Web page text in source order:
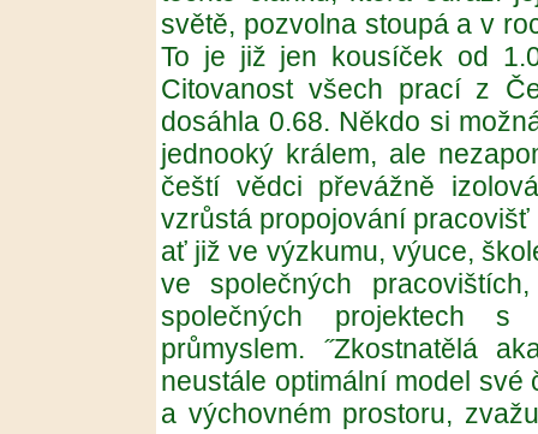
světě, pozvolna stoupá a v
To je již jen kousíček od
Citovanost všech prací z
dosáhla 0.68. Někdo si
jednooký králem, ale
čeští vědci převážně
vzrůstá propojování
ať již ve výzkumu, výuce,
ve společných
společných projektech s
průmyslem. ˝Zkostnatělá
neustále optimální model
a výchovném prostoru,